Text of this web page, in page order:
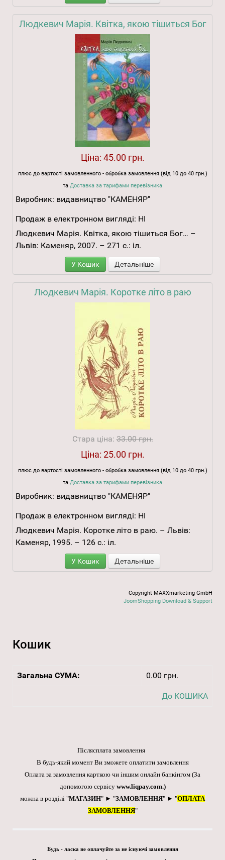
Людкевич Марія. Квітка, якою тішиться Бог
Ціна: 45.00 грн.
плюс до вартості замовленного - обробка замовлення (від 10 до 40 грн.)
та Доставка за тарифами перевізника
Виробник: видавництво "КАМЕНЯР"
Продаж в електронном вигляді: НІ
Людкевич Марія. Квітка, якою тішиться Бог… –
Львів: Каменяр, 2007. – 271 с.: іл.
У Кошик Детальніше
Людкевич Марія. Коротке літо в раю
Стара ціна:33.00 грн.
Ціна: 25.00 грн.
плюс до вартості замовленного - обробка замовлення (від 10 до 40 грн.)
та Доставка за тарифами перевізника
Виробник: видавництво "КАМЕНЯР"
Продаж в електронном вигляді: НІ
Людкевич Марія. Коротке літо в раю. – Львів:
Каменяр, 1995. – 126 с.: іл.
У Кошик Детальніше
Copyright MAXXmarketing GmbH
JoomShopping Download & Support
Кошик
Загальна СУМА: 0.00 грн.
До КОШИКА
Післясплата замовлення
В будь-який момент Ви зможете оплатити замовлення
Оплата за замовлення карткою чи іншим онлайн банкінгом (За
допомогою сервісу www.liqpay.com.)
можна в розділі "МАГАЗИН" ► "ЗАМОВЛЕННЯ" ► "ОПЛАТА
ЗАМОВЛЕННЯ"
Будь - ласка не оплачуйте за не існуючі замовлення